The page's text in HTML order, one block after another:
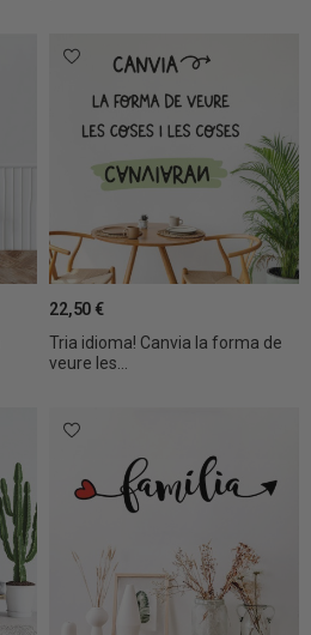
Tria idioma! Canvia la forma de
veure les...
22,50 €